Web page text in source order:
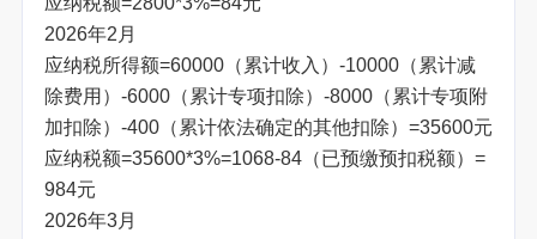
2026年2月
应纳税所得额=60000（累计收入）-10000（累计减
除费用）-6000（累计专项扣除）-8000（累计专项附
加扣除）-400（累计依法确定的其他扣除）=35600元
应纳税额=35600*3%=1068-84（已预缴预扣税额）=
984元
2026年3月